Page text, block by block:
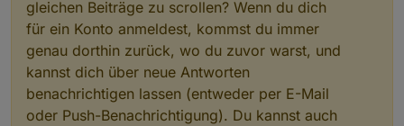
gleichen Beiträge zu scrollen? Wenn du dich
für ein Konto anmeldest, kommst du immer
genau dorthin zurück, wo du zuvor warst, und
kannst dich über neue Antworten
benachrichtigen lassen (entweder per E-Mail
oder Push-Benachrichtigung). Du kannst auch